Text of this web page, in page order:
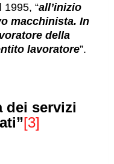
1995, “all’inizio
macchinista. In
della
lavoratore”.
dei servizi
[3]